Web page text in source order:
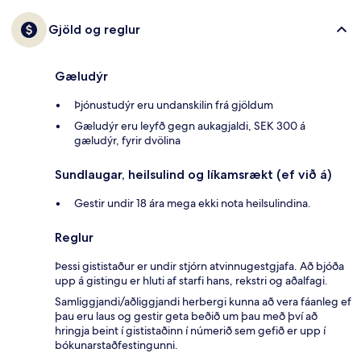
Gjöld og reglur
Gæludýr
Þjónustudýr eru undanskilin frá gjöldum
Gæludýr eru leyfð gegn aukagjaldi, SEK 300 á
gæludýr, fyrir dvölina
Sundlaugar, heilsulind og líkamsrækt (ef við á)
Gestir undir 18 ára mega ekki nota heilsulindina.
Reglur
Þessi gististaður er undir stjórn atvinnugestgjafa. Að bjóða
upp á gistingu er hluti af starfi hans, rekstri og aðalfagi.
Samliggjandi/aðliggjandi herbergi kunna að vera fáanleg ef
þau eru laus og gestir geta beðið um þau með því að
hringja beint í gististaðinn í númerið sem gefið er upp í
bókunarstaðfestingunni.